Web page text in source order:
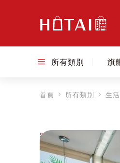
所有類別 旗
首頁 所有類別 生
跳到圖片庫的末尾